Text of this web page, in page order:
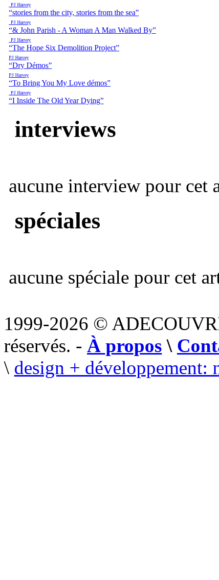
PJ Harvey
“stories from the city, stories from the sea”
PJ Harvey
“& John Parish - A Woman A Man Walked By”
PJ Harvey
“The Hope Six Demolition Project”
PJ Harvey
“Dry Démos”
PJ Harvey
“To Bring You My Love démos”
PJ Harvey
“I Inside The Old Year Dying”
interviews
aucune interview pour cet
spéciales
aucune spéciale pour cet
1999-2026 ©
réservés. - À propos \
\ design + développement: